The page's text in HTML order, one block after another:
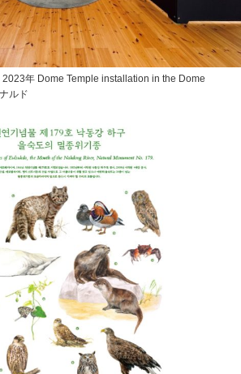
2023年 Dome Temple installation in the Dome
ルド